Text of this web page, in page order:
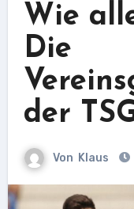
Wie
Die
der
Von Klaus